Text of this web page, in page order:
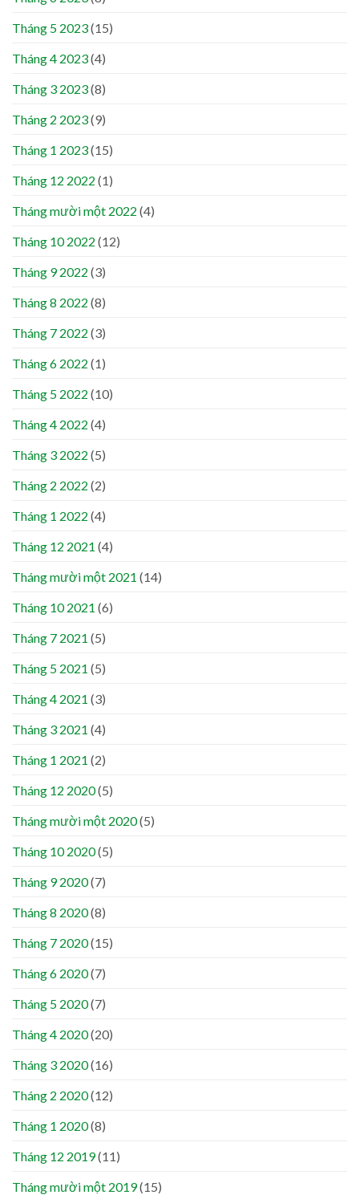
Tháng 5 2023(15)
Tháng 4 2023(4)
Tháng 3 2023(8)
Tháng 2 2023(9)
Tháng 1 2023(15)
Tháng 12 2022 (1)
Tháng mười một 2022 (4)
Tháng 10 2022 (12)
Tháng 9 2022 (3)
Tháng 8 2022 (8)
Tháng 7 2022 (3)
Tháng 6 2022 (1)
Tháng 5 2022 (10)
Tháng 4 2022 (4)
Tháng 3 2022 (5)
Tháng 2 2022 (2)
Tháng 1 2022 (4)
Tháng 12 2021 (4)
Tháng mười một 2021 (14)
Tháng 10 2021 (6)
Tháng 7 2021 (5)
Tháng 5 2021 (5)
Tháng 4 2021 (3)
Tháng 3 2021 (4)
Tháng 1 2021 (2)
Tháng 12 2020(5)
Tháng mười một 2020(5)
Tháng 10 2020(5)
Tháng 9 2020(7)
Tháng 8 2020(8)
Tháng 7 2020(15)
Tháng 6 2020(7)
Tháng 5 2020(7)
Tháng 4 2020(20)
Tháng 3 2020(16)
Tháng 2 2020(12)
Tháng 1 2020(8)
Tháng 12 2019(11)
Tháng mười một 2019(15)